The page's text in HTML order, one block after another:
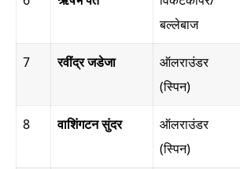
बल्लेबाज
7 रवींद्र जडेजा
ऑलराउंडर
(स्पिन)
8 वाशिंगटन सुंदर
ऑलराउंडर
(स्पिन)